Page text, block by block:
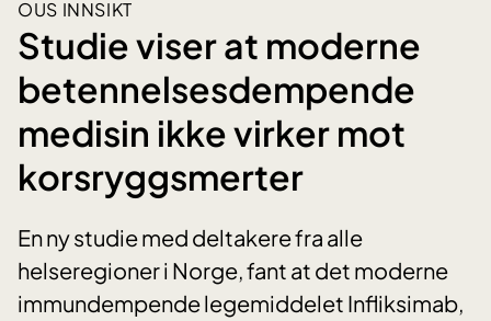
OUS INNSIKT
Studie viser at moderne
betennelsesdempende
medisin ikke virker mot
korsryggsmerter
En ny studie med deltakere fra alle
helseregioner i Norge, fant at det moderne
immundempende legemiddelet Infliksimab,